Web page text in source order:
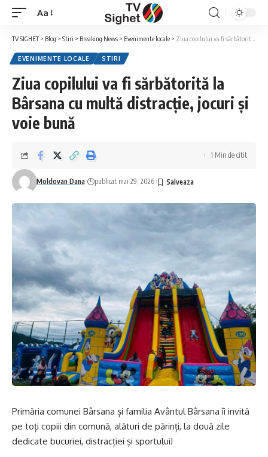
Font
Resizer
Aa
TV SIGHET> Blog > Stiri > Breaking News > Evenimente locale > Ziua copilului va fi sărbătorită la Bârsana cu multă distracție, jocuri și voie bună
EVENIMENTE LOCALE STIRI
Ziua copilului va fi sărbătorită la
Bârsana cu multă distracție, jocuri și
voie bună
Moldovan Dana publicat mai 29, 2026
1 Min de citit
Primăria comunei Bârsana și familia Avântul Bârsana îi invită
pe toți copiii din comună, alături de părinți, la două zile
dedicate bucuriei, distracției și sportului!